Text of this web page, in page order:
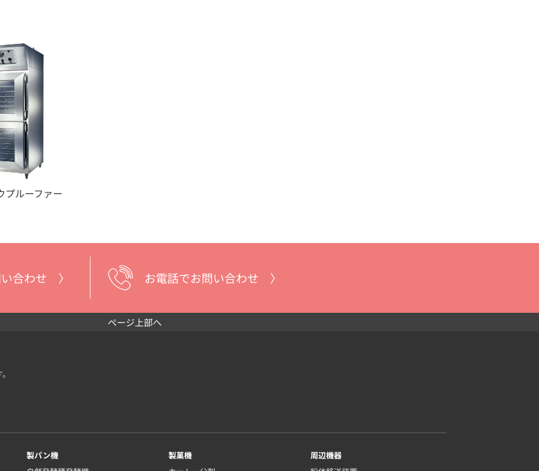
プルーファー
合わせ 〉 お電話でお問い合わせ 〉
ページ上部へ
製パン機
製菓機
周辺機器